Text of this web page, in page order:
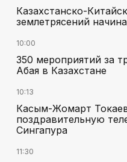
Казахстанско-
землетрясений
10:00
350 мероприятий за
Абая в Казахстане
10:13
Касым-Жомарт
поздравительную
Сингапура
11:30